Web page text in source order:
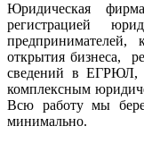
Юридическая
регистрацией
предпринимателей,
открытия бизнеса,
сведений в ЕГРЮЛ,
комплексным
Всю работу мы
минимально.